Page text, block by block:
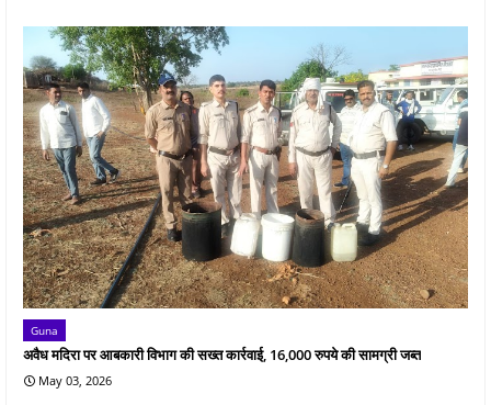
Guna
अवैध मदिरा पर आबकारी विभाग की सख्त कार्रवाई, 16,000 रुपये की सामग्री जब्त
May 03, 2026